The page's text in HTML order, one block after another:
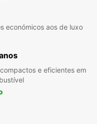
económicos aos de luxo
e eficientes em